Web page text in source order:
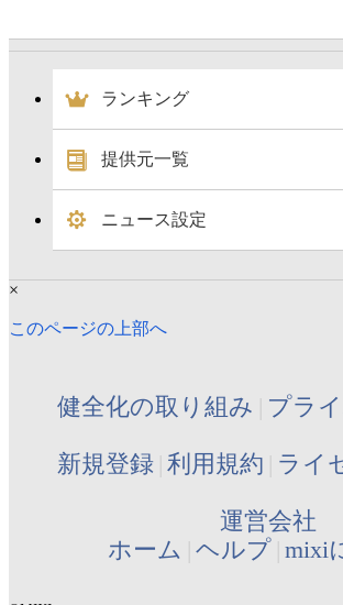
ランキング
提供元一覧
ニュース設定
×
このページの上部へ
健全化の取り組み プラ
新規登録 利用規約 ライ
運営会社
ホーム ヘルプ mixi